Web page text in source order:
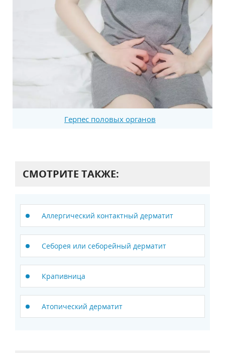
Герпес половых органов
СМОТРИТЕ ТАКЖЕ:
Аллергический контактный дерматит
Себорея или себорейный дерматит
Крапивница
Атопический дерматит